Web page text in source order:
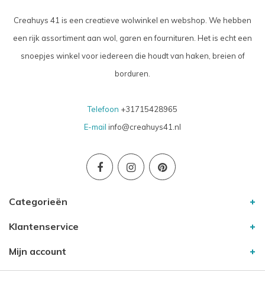
Creahuys 41 is een creatieve wolwinkel en webshop. We hebben
een rijk assortiment aan wol, garen en fournituren. Het is echt een
snoepjes winkel voor iedereen die houdt van haken, breien of
borduren.
Telefoon +31715428965
E-mail info@creahuys41.nl
Categorieën
Klantenservice
Mijn account